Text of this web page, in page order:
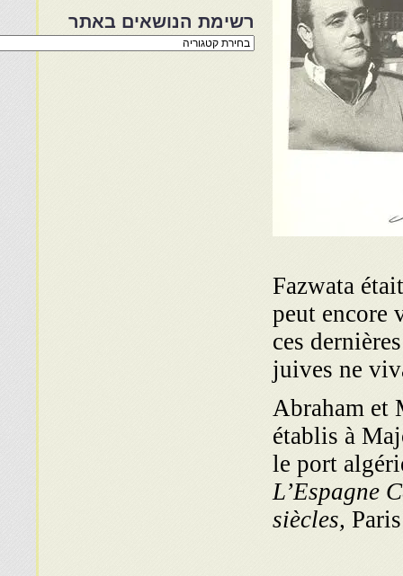
Fazwata
peut encore
ces
juives ne
Abraham et
établis à
L’Espagne
siècles,
רשימת הנושאים באתר
רשימת
הנושאים